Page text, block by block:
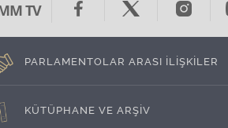
TV
PARLAMENTOLAR ARASI İLİŞKİLER
KÜTÜPHANE VE ARŞİV